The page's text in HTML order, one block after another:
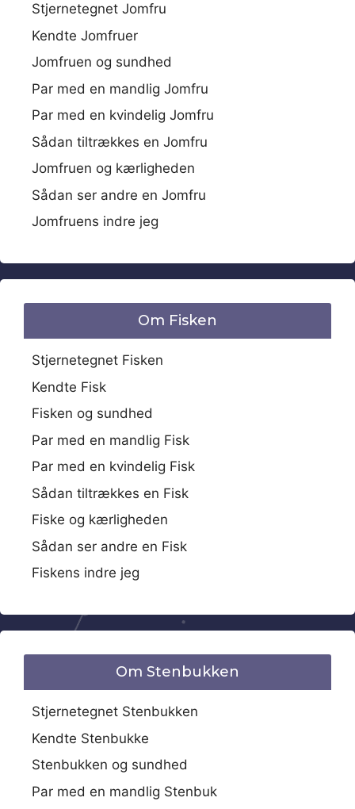
Stjernetegnet Jomfru
Kendte Jomfruer
Jomfruen og sundhed
Par med en mandlig Jomfru
Par med en kvindelig Jomfru
Sådan tiltrækkes en Jomfru
Jomfruen og kærligheden
Sådan ser andre en Jomfru
Jomfruens indre jeg
Om Fisken
Stjernetegnet Fisken
Kendte Fisk
Fisken og sundhed
Par med en mandlig Fisk
Par med en kvindelig Fisk
Sådan tiltrækkes en Fisk
Fiske og kærligheden
Sådan ser andre en Fisk
Fiskens indre jeg
Om Stenbukken
Stjernetegnet Stenbukken
Kendte Stenbukke
Stenbukken og sundhed
Par med en mandlig Stenbuk